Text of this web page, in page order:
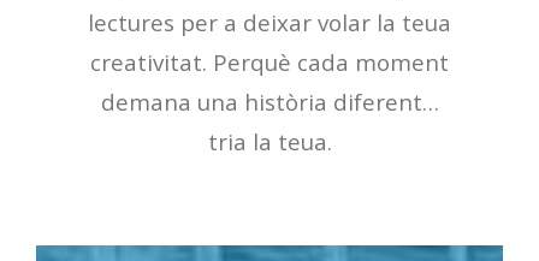
lectures per a deixar volar la teua
creativitat. Perquè cada moment
demana una història diferent…
tria la teua.